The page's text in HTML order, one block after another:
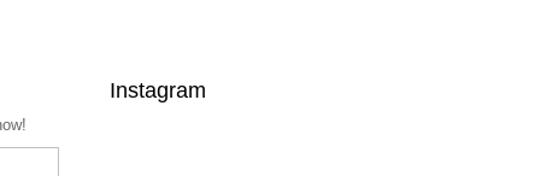
Instagram